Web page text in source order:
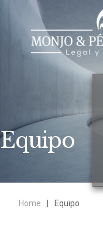
Equipo
Home Equipo